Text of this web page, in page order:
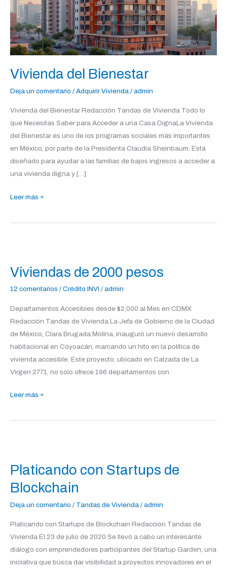
Vivienda del Bienestar
Deja un comentario / Adquirir Vivienda / admin
Vivienda del Bienestar Redacción Tandas de Vivienda Todo lo
que Necesitas Saber para Acceder a una Casa DignaLa Vivienda
del Bienestar es uno de los programas sociales más importantes
en México, por parte de la Presidenta Claudia Sheinbaum. Está
diseñado para ayudar a las familias de bajos ingresos a acceder a
una vivienda digna y […]
Leer más »
Viviendas de 2000 pesos
12 comentarios / Crédito INVI / admin
Departamentos Accesibles desde $2,000 al Mes en CDMX
Redacción Tandas de Vivienda La Jefa de Gobierno de la Ciudad
de México, Clara Brugada Molina, inauguró un nuevo desarrollo
habitacional en Coyoacán, marcando un hito en la política de
vivienda accesible. Este proyecto, ubicado en Calzada de La
Virgen 2771, no solo ofrece 196 departamentos con
2000
Leer más »
Platicando con Startups de
Blockchain
Deja un comentario / Tandas de Vivienda / admin
Platicando con Startups de Blockchain Redacción Tandas de
Vivienda El 23 de julio de 2020 Se llevó a cabo un interesante
diálogo con emprendedores participantes del Startup Garden, una
iniciativa que busca dar visibilidad a proyectos innovadores en el
Startups
de
Blockchain